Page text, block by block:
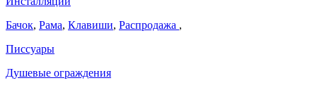
Бачок, Рама, Клавиши, Распродажа ,
Писсуары
Душевые ограждения